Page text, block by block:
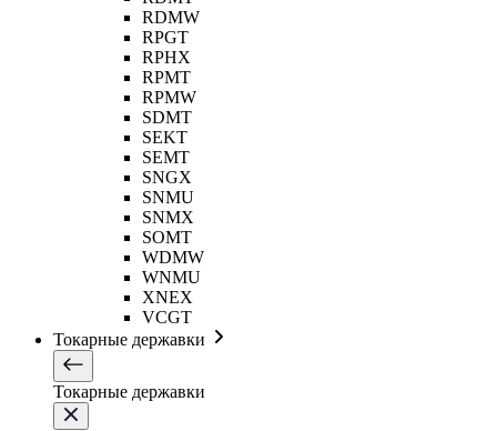
RDMW
RPGT
RPHX
RPMT
RPMW
SDMT
SEKT
SEMT
SNGX
SNMU
SNMX
SOMT
WDMW
WNMU
XNEX
VCGT
Токарные державки
Токарные державки